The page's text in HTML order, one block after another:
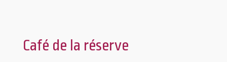
Café de la réserve